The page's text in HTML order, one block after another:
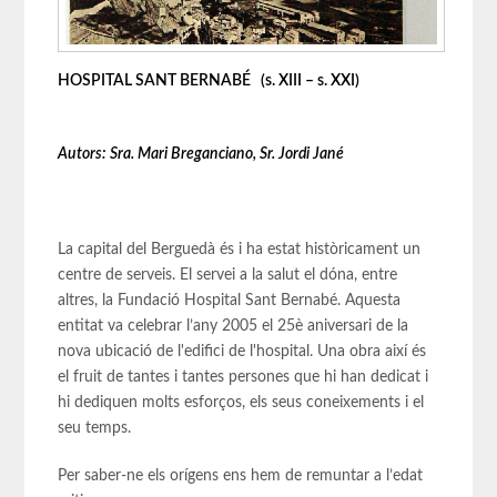
HOSPITAL SANT BERNABÉ (s. XIII – s. XXI)
Autors: Sra. Mari Breganciano, Sr. Jordi Jané
La capital del Berguedà és i ha estat històricament un
centre de serveis. El servei a la salut el dóna, entre
altres, la Fundació Hospital Sant Bernabé. Aquesta
entitat va celebrar l’any 2005 el 25è aniversari de la
nova ubicació de l'edifici de l'hospital. Una obra així és
el fruit de tantes i tantes persones que hi han dedicat i
hi dediquen molts esforços, els seus coneixements i el
seu temps.
Per saber-ne els orígens ens hem de remuntar a l’edat